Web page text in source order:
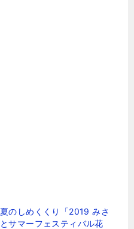
夏のしめくくり「2019 みさ
とサマーフェスティバル花